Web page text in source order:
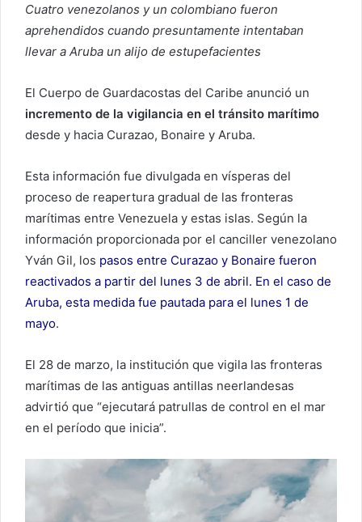
Cuatro venezolanos y un colombiano fueron
aprehendidos cuando presuntamente intentaban
llevar a Aruba un alijo de estupefacientes
El Cuerpo de Guardacostas del Caribe anunció un
incremento de la vigilancia en el tránsito marítimo
desde y hacia Curazao, Bonaire y Aruba.
Esta información fue divulgada en vísperas del
proceso de reapertura gradual de las fronteras
marítimas entre Venezuela y estas islas. Según la
información proporcionada por el canciller venezolano
Yván Gil, los pasos entre Curazao y Bonaire fueron
reactivados a partir del lunes 3 de abril. En el caso de
Aruba, esta medida fue pautada para el lunes 1 de
mayo.
El 28 de marzo, la institución que vigila las fronteras
marítimas de las antiguas antillas neerlandesas
advirtió que “ejecutará patrullas de control en el mar
en el período que inicia”.